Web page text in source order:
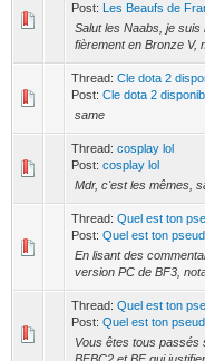
Post: Les Beaufs de
Salut les Naabs, je
fièrement en Bronze V,
Thread: Cle dota 2
Post: Cle dota 2
same
Thread: cosplay lol
Post: cosplay lol
Mdr, c'est les mêmes,
Thread: Quel est ton
Post: Quel est ton
En lisant des
version PC de BF3,
Thread: Quel est ton
Post: Quel est ton
Vous êtes tous passés